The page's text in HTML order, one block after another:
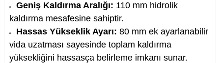
Ucu
Geniş Kaldırma Aralığı: 110 mm hidrolik
kaldırma mesafesine sahiptir.
Hassas Yükseklik Ayarı: 80 mm ek ayarlanabilir
vida uzatması sayesinde toplam kaldırma
yüksekliğini hassasça belirleme imkanı sunar.